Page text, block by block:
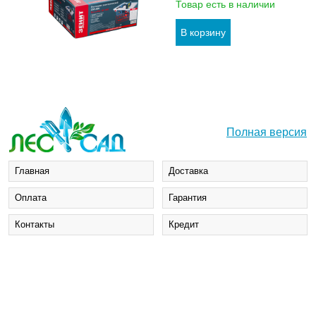
Товар есть в наличии
Полная версия
Главная Доставка
Оплата Гарантия
Контакты Кредит